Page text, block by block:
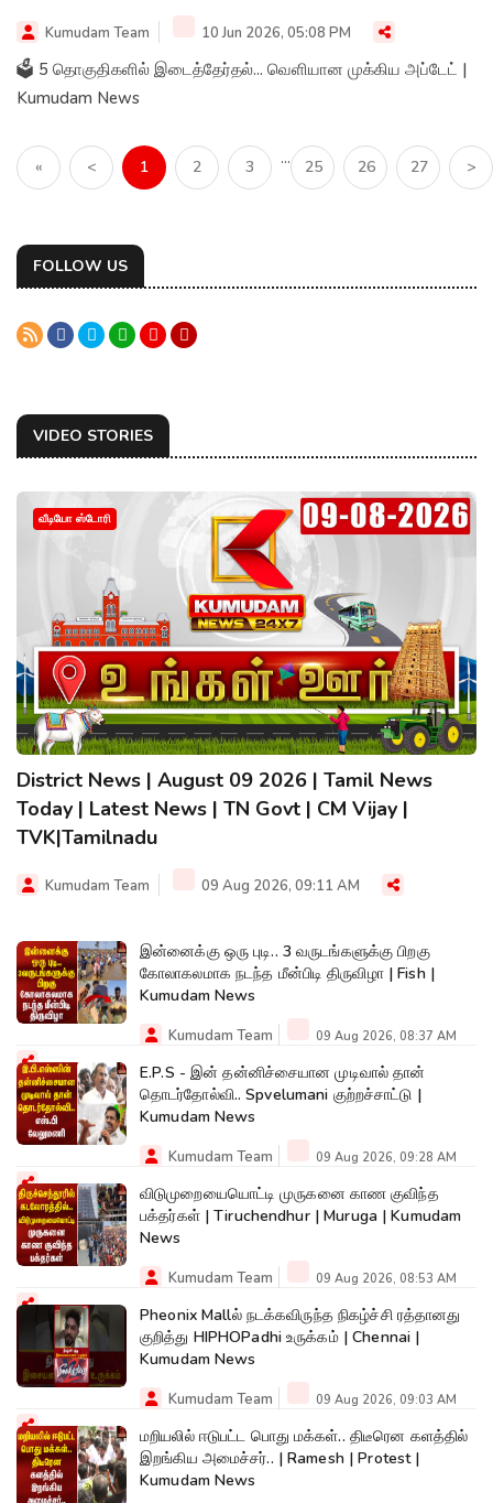
Kumudam Team 10 Jun 2026, 05:08 PM
🗳️ 5 தொகுதிகளில் இடைத்தேர்தல்... வெளியான முக்கிய அப்டேட் |
Kumudam News
« < 1 2 3 ... 25 26 27 >
FOLLOW US
VIDEO STORIES
வீடியோ ஸ்டோரி
District News | August 09 2026 | Tamil News
Today | Latest News | TN Govt | CM Vijay |
TVK|Tamilnadu
Kumudam Team 09 Aug 2026, 09:11 AM
இன்னைக்கு ஒரு புடி.. 3 வருடங்களுக்கு பிறகு
கோலாகலமாக நடந்த மீன்பிடி திருவிழா | Fish |
Kumudam News
Kumudam Team 09 Aug 2026, 08:37 AM
E.P.S - இன் தன்னிச்சையான முடிவால் தான்
தொடர்தோல்வி.. Spvelumani குற்றச்சாட்டு |
Kumudam News
Kumudam Team 09 Aug 2026, 09:28 AM
விடுமுறையையொட்டி முருகனை காண குவிந்த
பக்தர்கள் | Tiruchendhur | Muruga | Kumudam
News
Kumudam Team 09 Aug 2026, 08:53 AM
Pheonix Mallல் நடக்கவிருந்த நிகழ்ச்சி ரத்தானது
குறித்து HIPHOPadhi உருக்கம் | Chennai |
Kumudam News
Kumudam Team 09 Aug 2026, 09:03 AM
மறியலில் ஈடுபட்ட பொது மக்கள்.. திடீரென களத்தில்
இறங்கிய அமைச்சர்.. | Ramesh | Protest |
Kumudam News